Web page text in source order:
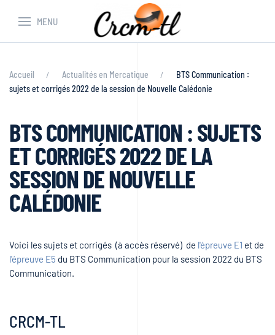
MENU
Accueil Actualités en Mercatique
BTS Communication :
sujets et corrigés 2022 de la session de Nouvelle Calédonie
BTS COMMUNICATION : SUJETS
ET CORRIGÉS 2022 DE LA
SESSION DE NOUVELLE
CALÉDONIE
Voici les sujets et corrigés (à accès réservé) de l'épreuve E1 et de
l'épreuve E5 du BTS Communication pour la session 2022 du BTS
Communication.
CRCM-TL